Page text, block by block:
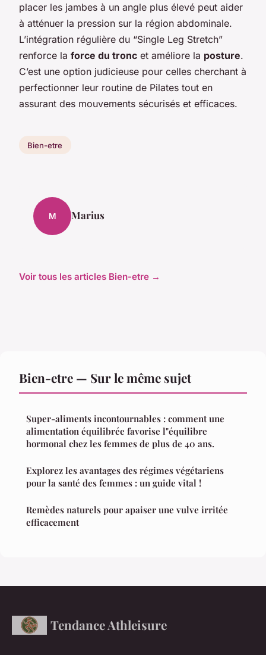
placer les jambes à un angle plus élevé peut aider
à atténuer la pression sur la région abdominale.
L’intégration régulière du “Single Leg Stretch”
renforce la force du tronc et améliore la posture.
C’est une option judicieuse pour celles cherchant à
perfectionner leur routine de Pilates tout en
assurant des mouvements sécurisés et efficaces.
Bien-etre
M Marius
Voir tous les articles Bien-etre →
Bien-etre — Sur le même sujet
Super-aliments incontournables : comment une
alimentation équilibrée favorise l"équilibre
hormonal chez les femmes de plus de 40 ans.
Explorez les avantages des régimes végétariens
pour la santé des femmes : un guide vital !
Remèdes naturels pour apaiser une vulve irritée
efficacement
Tendance Athleisure